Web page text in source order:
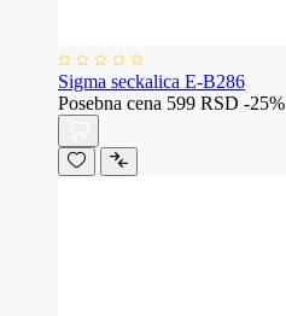
Sigma seckalica E-B286
Posebna cena 599 RSD -25%